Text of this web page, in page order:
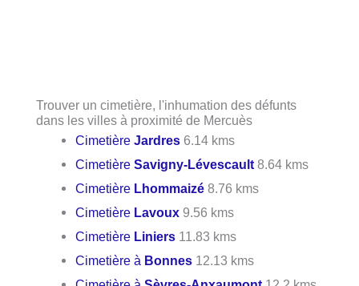
Trouver un cimetière, l'inhumation des défunts
dans les villes à proximité de Mercuès
CimetièreJardres 6.14 kms
CimetièreSavigny-Lévescault 8.64 kms
Cimetière Lhommaizé 8.76 kms
Cimetière Lavoux 9.56 kms
Cimetière Liniers 11.83 kms
Cimetière à Bonnes 12.13 kms